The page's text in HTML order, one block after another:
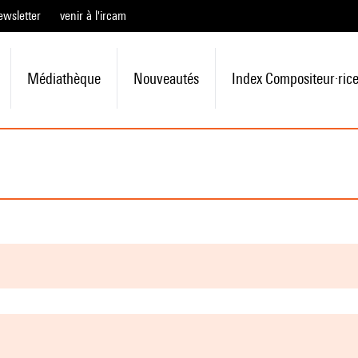
venir à l'ircam
Médiathèque Nouveautés Index Compositeur·rice